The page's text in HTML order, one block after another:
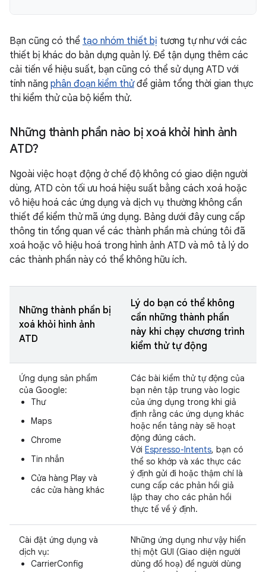
Bạn cũng có thể tạo nhóm thiết bị tương tự như với các
thiết bị khác do bản dựng quản lý. Để tận dụng thêm các
cải tiến về hiệu suất, bạn cũng có thể sử dụng ATD với
tính năng phân đoạn kiểm thửđể giảm tổng thời gian thực
thi kiểm thử của bộ kiểm thử.
Những thành phần nào bị xoá khỏi hình ảnh
ATD?
Ngoài việc hoạt động ở chế độ không có giao diện người
dùng, ATD còn tối ưu hoá hiệu suất bằng cách xoá hoặc
vô hiệu hoá các ứng dụng và dịch vụ thường không cần
thiết để kiểm thử mã ứng dụng. Bảng dưới đây cung cấp
thông tin tổng quan về các thành phần mà chúng tôi đã
xoá hoặc vô hiệu hoá trong hình ảnh ATD và mô tả lý do
các thành phần này có thể không hữu ích.
Những thành phần bị
xoá khỏi hình ảnh
ATD
Lý do bạn có thể không
cần những thành phần
này khi chạy chương trình
kiểm thử tự động
Ứng dụng sản phẩm
của Google:
Thư
Maps
Chrome
Tin nhắn
Cửa hàng Play và
các cửa hàng khác
Các bài kiểm thử tự động của
bạn nên tập trung vào logic
của ứng dụng trong khi giả
định rằng các ứng dụng khác
hoặc nền tảng này sẽ hoạt
động đúng cách.
Với Espresso-Intents, bạn có
thể so khớp và xác thực các
ý định gửi đi hoặc thậm chí là
cung cấp các phản hồi giả
lập thay cho các phản hồi
thực tế về ý định.
Cài đặt ứng dụng và
dịch vụ:
CarrierConfig
Những ứng dụng như vậy hiển
thị một GUI (Giao diện người
dùng đồ hoạ) để người dùng